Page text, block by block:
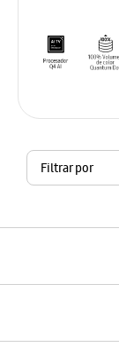
Filtrar por